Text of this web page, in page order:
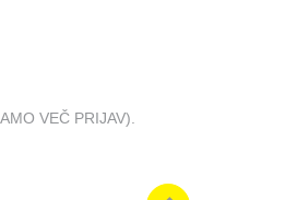
VEČ PRIJAV).